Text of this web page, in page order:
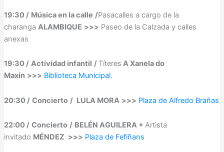
19:30 / Música en la calle /Pasacalles a cargo de la
charanga ALAMBIQUE >>> Paseo de la Calzada y calles
anexas
19:30 / Actividad infantil / Títeres A Xanela do
Maxín >>> Biblioteca Municipal.
20:30 / Concierto / LULA MORA >>> Plaza de Alfredo Brañas
22:00 / Concierto / BELÉN AGUILERA + Artista
invitado MÉNDEZ >>> Plaza de Fefiñans